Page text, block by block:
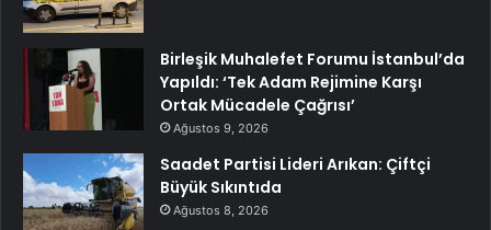
Birleşik Muhalefet Forumu İstanbul’da
Yapıldı: ‘Tek Adam Rejimine Karşı
Ortak Mücadele Çağrısı’
Ağustos 9, 2026
Saadet Partisi Lideri Arıkan: Çiftçi
Büyük Sıkıntıda
Ağustos 8, 2026